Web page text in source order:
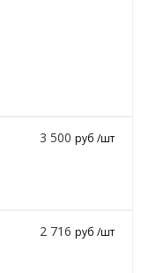
3 500руб /шт
2 716руб /шт